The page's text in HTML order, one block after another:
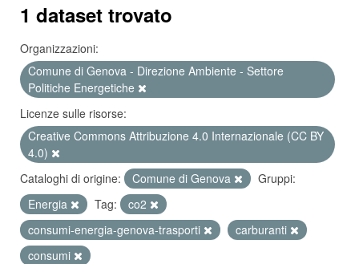
1 dataset trovato
Organizzazioni:
Comune di Genova - Direzione Ambiente - Settore
Politiche Energetiche
Licenze sulle risorse:
Creative Commons Attribuzione 4.0 Internazionale (CC BY
4.0)
Cataloghi di origine:
Comune di Genova
Gruppi:
Energia
Tag:
co2
consumi-energia-genova-trasporti
carburanti
consumi